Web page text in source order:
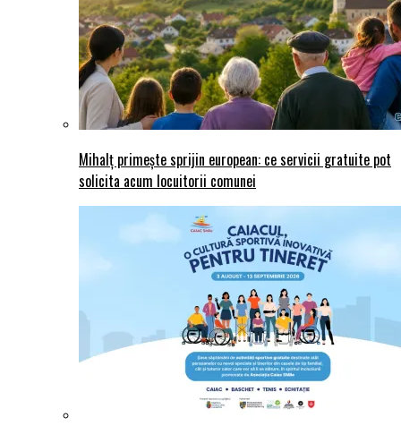
Mihalț primește sprijin european: ce servicii gratuite pot
solicita acum locuitorii comunei